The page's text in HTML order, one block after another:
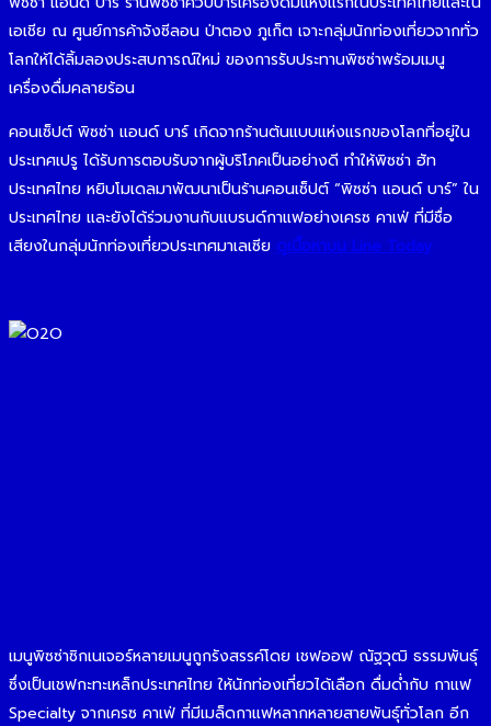
เอเชีย ณ ศูนย์การค้าจังซีลอน ป่าตอง ภูเก็ต เจาะกลุ่มนักท่องเที่ยวจากทั่ว
โลกให้ได้ลิ้มลองประสบการณ์ใหม่ ของการรับประทานพิซซ่าพร้อมเมนู
เครื่องดื่มคลายร้อน
คอนเซ็ปต์ พิซซ่า แอนด์ บาร์ เกิดจากร้านต้นแบบแห่งแรกของโลกที่อยู่ใน
ประเทศเปรู ได้รับการตอบรับจากผู้บริโภคเป็นอย่างดี ทำให้พิซซ่า ฮัท
ประเทศไทย หยิบโมเดลมาพัฒนาเป็นร้านคอนเซ็ปต์ “พิซซ่า แอนด์ บาร์” ใน
ประเทศไทย และยังได้ร่วมงานกับแบรนด์กาแฟอย่างเครซ คาเฟ่ ที่มีชื่อ
เสียงในกลุ่มนักท่องเที่ยวประเทศมาเลเซีย ดูเนื้อหาบน Line Today
เมนูพิซซ่าซิกเนเจอร์หลายเมนูถูกรังสรรค์โดย เชฟออฟ ณัฐวุฒิ ธรรมพันธุ์
ซึ่งเป็นเชฟกะทะเหล็กประเทศไทย ให้นักท่องเที่ยวได้เลือก ดื่มด่ำกับ กาแฟ
Specialty จากเครซ คาเฟ่ ที่มีเมล็ดกาแฟหลากหลายสายพันธุ์ทั่วโลก อีก